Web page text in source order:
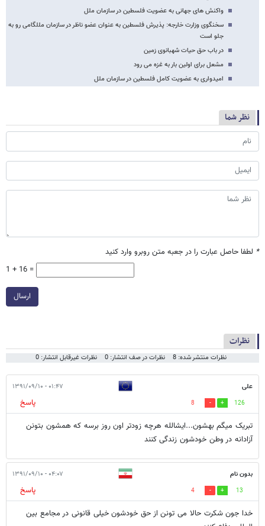
واکنش های جهانی به عضویت فلسطین در سازمان ملل
سخنگوی وزارت خارجه: پذیرش فلسطین به عنوان عضو ناظر در سازمان مللگامی رو به
جلو است
در باب حق حیات شهبانوی زمین
مشعل برای اولین بار به غزه می رود
امیدواری به عضویت کامل فلسطین در سازمان ملل
نظر شما
* لطفا حاصل عبارت را در جعبه متن روبرو وارد کنید
1 + 16 =
ارسال
نظرات
نظرات منتشر شده: 8 نظرات در صف انتشار: 0 نظرات غیرقابل انتشار: 0
علی ۰۱:۴۷ - ۱۳۹۱/۰۹/۱۰
126
8
پاسخ
تبریک میگم بهشون...ایشالله هرچه زودتر اون روز برسه که همشون بتونن
آزادانه در وطن خودشون زندگی کنند
بدون نام ۰۴:۰۷ - ۱۳۹۱/۰۹/۱۰
13
4
پاسخ
خدا جون شکرت حالا می تونن از حق خودشون خیلی قانونی در مجامع بین